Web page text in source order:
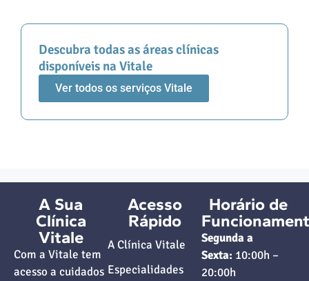
Descubra todas as áreas clínicas
disponíveis na Vitale
Ver todos os serviços Vitale
A Sua
Clínica
Vitale
Com a Vitale tem
acesso a cuidados
Acesso
Rápido
A Clínica Vitale
Especialidades
Horário de
Segunda a
Sexta: 10:00h –
20:00h